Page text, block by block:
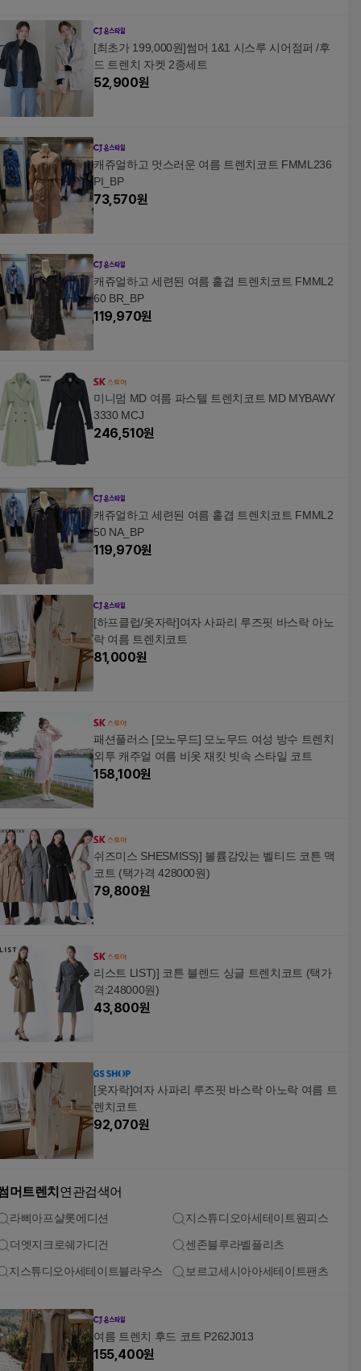
[최초가 199,000원]썸머 1&1 시스루 시어점퍼 /후
드 트렌치 자켓 2종세트
52,900원
캐쥬얼하고 멋스러운 여름 트렌치코트 FMML236
PI_BP
73,570원
캐쥬얼하고 세련된 여름 홑겹 트렌치코트 FMML2
60 BR_BP
119,970원
미니멈 MD 여름 파스텔 트렌치코트 MD MYBAWY
3330 MCJ
246,510원
캐쥬얼하고 세련된 여름 홑겹 트렌치코트 FMML2
50 NA_BP
119,970원
[하프클럽/옷자락]여자 사파리 루즈핏 바스락 아노
락 여름 트렌치코트
81,000원
패션플러스 [모노무드] 모노무드 여성 방수 트렌치
외투 캐주얼 여름 비옷 재킷 빗속 스타일 코트
158,100원
쉬즈미스 SHESMISS)] 볼륨감있는 벨티드 코튼 맥
코트 (택가격 428000원)
79,800원
리스트 LIST)] 코튼 블렌드 싱글 트렌치코트 (택가
격:248000원)
43,800원
[옷자락]여자 사파리 루즈핏 바스락 아노락 여름 트
렌치코트
92,070원
머트렌치 연관검색어
라삐아프샬롯에디션 지스튜디오아세테이트원피스
더엣지크로쉐가디건 센존블루라벨플리츠
지스튜디오아세테이트블라우스 보르고세시아아세테이트팬츠
여름 트렌치 후드 코트 P262J013
155,400원